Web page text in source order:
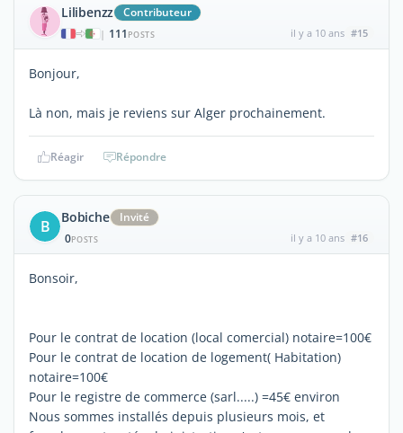
Lilibenzz Contributeur
| 111 POSTS il y a 10 ans #15
Bonjour,
Là non, mais je reviens sur Alger prochainement.
Réagir Répondre
B Bobiche
Invité
0POSTS il y a 10 ans #16
Bonsoir,
Pour le contrat de location (local comercial) notaire=100€
Pour le contrat de location de logement( Habitation)
notaire=100€
Pour le registre de commerce (sarl.....) =45€ environ
Nous sommes installés depuis plusieurs mois, et